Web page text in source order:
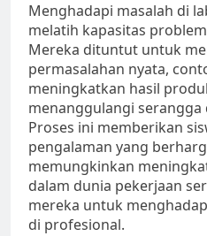
Menghadapi masalah di
melatih kapasitas
Mereka dituntut untuk
permasalahan nyata,
meningkatkan hasil
menanggulangi
Proses ini memberikan
pengalaman yang
memungkinkan
dalam dunia pekerjaan
mereka untuk
di profesional.